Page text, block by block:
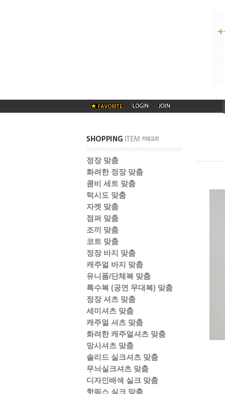
정장 맞춤
화려한 정장 맞춤
콤비 세트 맞춤
턱시도 맞춤
자켓 맞춤
점퍼 맞춤
조끼 맞춤
코트 맞춤
정장 바지 맞춤
캐주얼 바지 맞춤
유니폼/단체복 맞춤
특수복 (공연 무대복) 맞춤
정장 셔츠 맞춤
세미셔츠 맞춤
캐주얼 셔츠 맞춤
화려한 캐주얼셔츠 맞춤
망사셔츠 맞춤
솔리드 실크셔츠 맞춤
무늬실크셔츠 맞춤
디자인배색 실크 맞춤
핫픽스 실크 맞춤